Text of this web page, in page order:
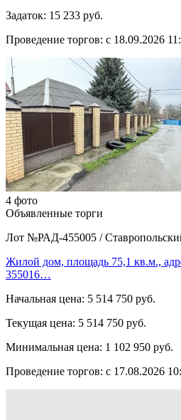
Задаток: 15 233 руб.
Проведение торгов: с 18.09.2026
4 фото
Объявленные торги
Лот №РАД-455005 /
Жилой дом, площадь 75,1 кв.м.,
355016…
Начальная цена: 5 514 750 руб.
Текущая цена: 5 514 750 руб.
Минимальная цена: 1 102 950 руб.
Проведение торгов: с 17.08.2026